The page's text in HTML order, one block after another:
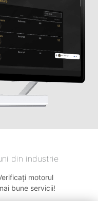
din industrie
motorul
bune servicii!